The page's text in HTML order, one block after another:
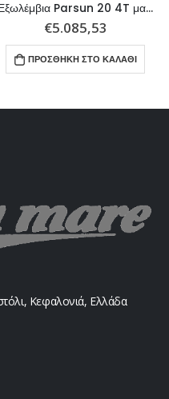
Εξωλέμβια Parsun 20 4T μακρύ πόδι, μίζα, χειριστήριο και power t
€5.085,53
ΠΡΟΣΘΉΚΗ ΣΤΟ ΚΑΛΆΘΙ
Κεφαλονιά, Ελλάδα